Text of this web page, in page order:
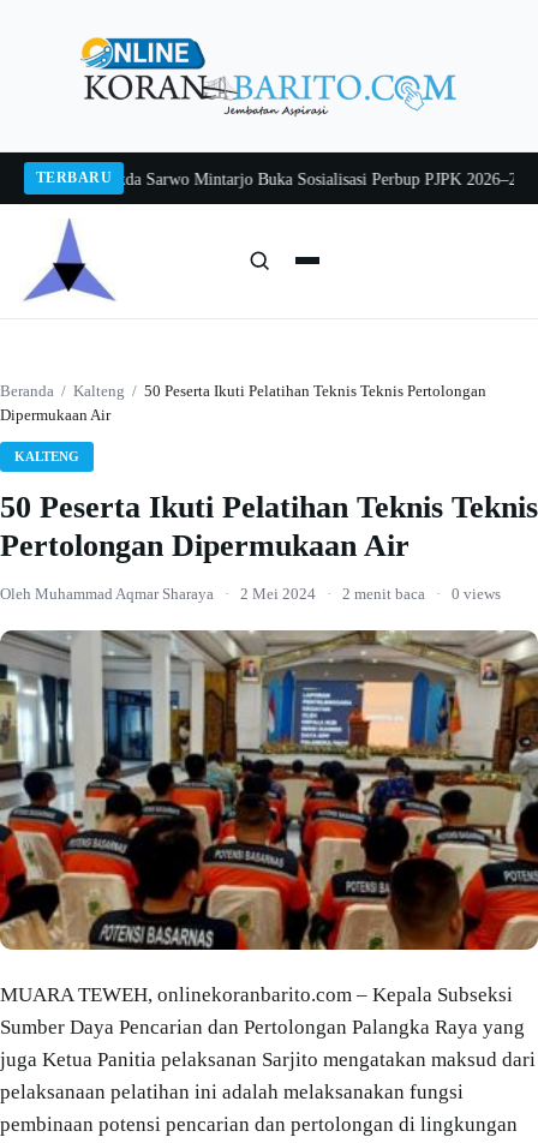
TERBARU
2026Pj Sekda Sarwo Mintarjo Buka Sosialisasi Perbup PJPK 2026–2030
Beranda / Kalteng / 50 Peserta Ikuti Pelatihan Teknis Teknis Pertolongan
Dipermukaan Air
KALTENG
50 Peserta Ikuti Pelatihan Teknis Teknis
Pertolongan Dipermukaan Air
Oleh Muhammad Aqmar Sharaya · 2 Mei 2024 · 2 menit baca · 0 views
MUARA TEWEH, onlinekoranbarito.com – Kepala Subseksi
Sumber Daya Pencarian dan Pertolongan Palangka Raya yang
juga Ketua Panitia pelaksanan Sarjito mengatakan maksud dari
pelaksanaan pelatihan ini adalah melaksanakan fungsi
pembinaan potensi pencarian dan pertolongan di lingkungan